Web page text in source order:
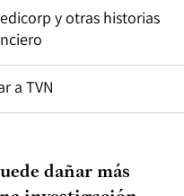
y otras historias
a TVN
dañar más